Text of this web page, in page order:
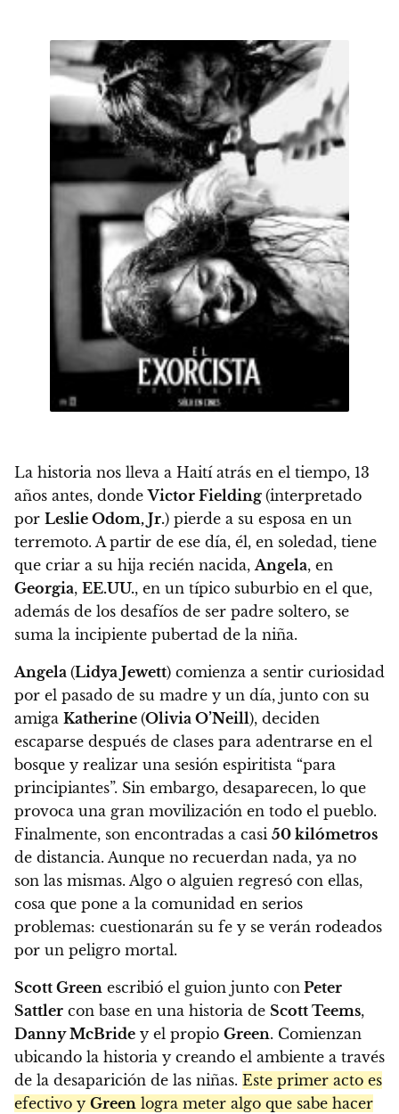
La historia nos lleva a Haití atrás en el tiempo, 13
años antes, dondeVictor Fielding (interpretado
por Leslie Odom, Jr.) pierde a su esposa en un
terremoto. A partir de ese día, él, en soledad, tiene
que criar a su hija recién nacida,Angela, en
Georgia, EE.UU., en un típico suburbio en el que,
además de los desafíos de ser padre soltero, se
suma la incipiente pubertad de la niña.
Angela (Lidya Jewett) comienza a sentir curiosidad
por el pasado de su madre y un día, junto con su
amiga Katherine (Olivia O’Neill), deciden
escaparse después de clases para adentrarse en el
bosque y realizar una sesión espiritista “para
principiantes”. Sin embargo, desaparecen, lo que
provoca una gran movilización en todo el pueblo.
Finalmente, son encontradas a casi 50 kilómetros
de distancia. Aunque no recuerdan nada, ya no
son las mismas. Algo o alguien regresó con ellas,
cosa que pone a la comunidad en serios
problemas: cuestionarán su fe y se verán rodeados
por un peligro mortal.
Scott Green escribió el guion junto con Peter
Sattler con base en una historia de Scott Teems,
Danny McBride y el propio Green. Comienzan
ubicando la historia y creando el ambiente a través
de la desaparición de las niñas. Este primer acto es
efectivo y Green logra meter algo que sabe hacer